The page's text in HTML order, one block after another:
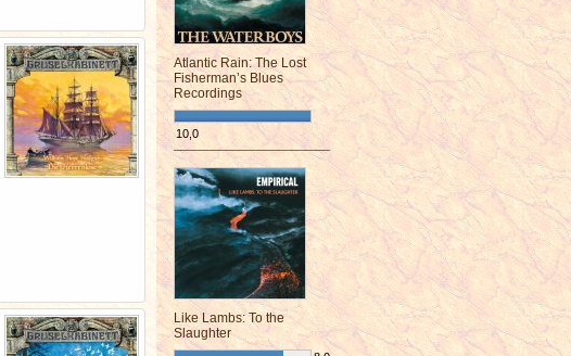
Atlantic Rain: The Lost
Fisherman’s Blues
Recordings
10,0
¯¯¯¯¯¯¯¯¯¯¯¯¯¯¯¯¯¯¯¯¯¯¯¯
Like Lambs: To the
Slaughter